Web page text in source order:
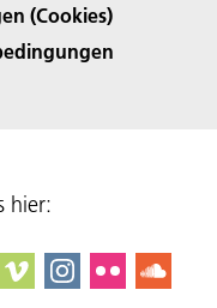
(Cookies)
hier: